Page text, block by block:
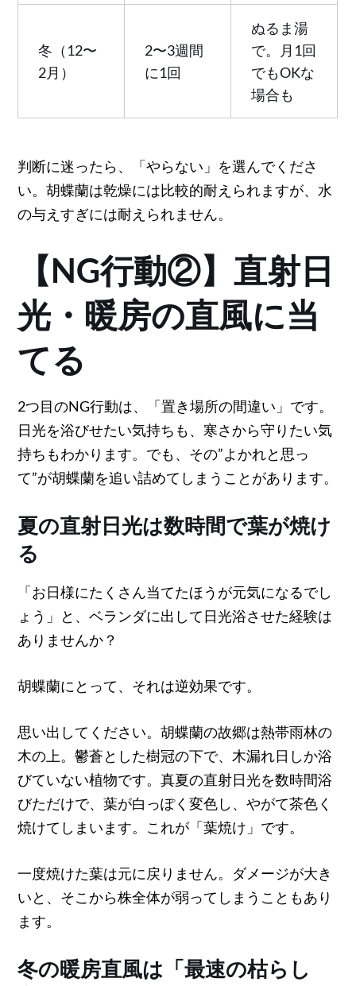
冬（12〜
2月）
2〜3週間
に1回
ぬるま湯
で。月1回
でもOKな
場合も
判断に迷ったら、「やらない」を選んでくださ
い。胡蝶蘭は乾燥には比較的耐えられますが、水
の与えすぎには耐えられません。
【NG行動②】直射日
光・暖房の直風に当
てる
2つ目のNG行動は、「置き場所の間違い」です。
日光を浴びせたい気持ちも、寒さから守りたい気
持ちもわかります。でも、その”よかれと思っ
て”が胡蝶蘭を追い詰めてしまうことがあります。
夏の直射日光は数時間で葉が焼け
る
「お日様にたくさん当てたほうが元気になるでし
ょう」と、ベランダに出して日光浴させた経験は
ありませんか？
胡蝶蘭にとって、それは逆効果です。
思い出してください。胡蝶蘭の故郷は熱帯雨林の
木の上。鬱蒼とした樹冠の下で、木漏れ日しか浴
びていない植物です。真夏の直射日光を数時間浴
びただけで、葉が白っぽく変色し、やがて茶色く
焼けてしまいます。これが「葉焼け」です。
一度焼けた葉は元に戻りません。ダメージが大き
いと、そこから株全体が弱ってしまうこともあり
ます。
冬の暖房直風は「最速の枯らし